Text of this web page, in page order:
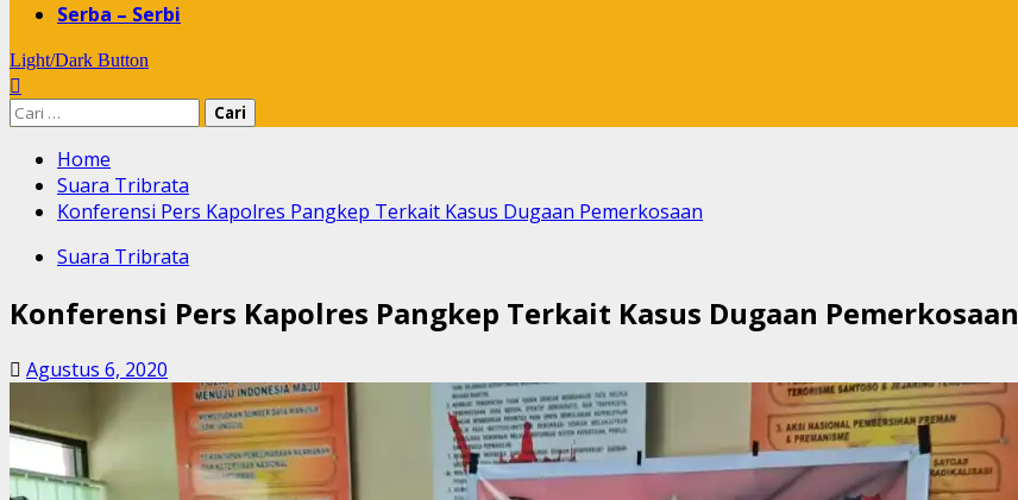
Serba – Serbi
Light/Dark Button
Cari
Home
Suara Tribrata
Konferensi Pers Kapolres Pangkep Terkait Kasus Dugaan Pemerkosaan
Suara Tribrata
Konferensi Pers Kapolres Pangkep Terkait Kasus Dugaan Pemerkosaan
Agustus 6, 2020